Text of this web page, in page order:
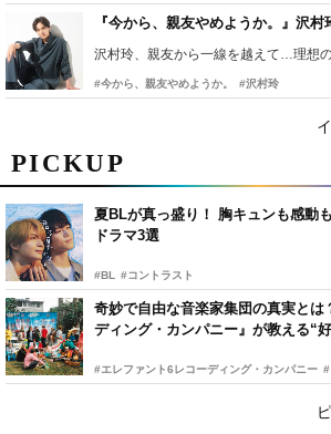
PICKUP
夏BLが真っ盛り！ 胸キュンも感動
ドラマ3選
#BL #コントラスト
奇妙で自由な音楽家集団の真実とは
ディング・カンパニー』が教える“
#エレファント6レコーディング・カンパニー #
『今から、親友やめようか。』沢
沢村玲、親友から一線を越えて…理想
#今から、親友やめようか。 #沢村玲